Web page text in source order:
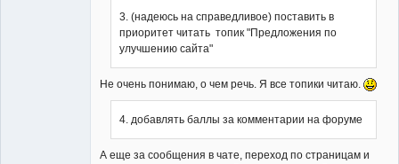
3. (надеюсь на справедливое) поставить в
приоритет читать топик "Предложения по
улучшению сайта"
Не очень понимаю, о чем речь. Я все топики читаю.
4. добавлять баллы за комментарии на форуме
А еще за сообщения в чате, переход по страницам и